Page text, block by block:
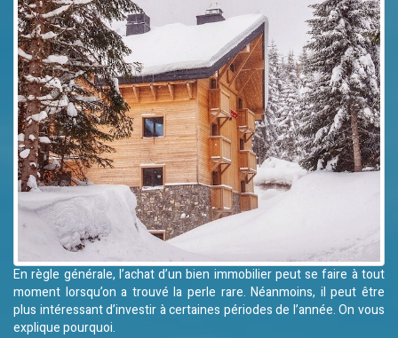
En règle générale, l’achat d’un bien immobilier peut se faire à tout
moment lorsqu’on a trouvé la perle rare. Néanmoins, il peut être
plus intéressant d’investir à certaines périodes de l’année. On vous
explique pourquoi.